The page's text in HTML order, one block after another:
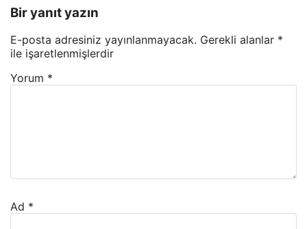
Bir yanıt yazın
E-posta adresiniz yayınlanmayacak. Gerekli alanlar *
ile işaretlenmişlerdir
Yorum *
Ad *